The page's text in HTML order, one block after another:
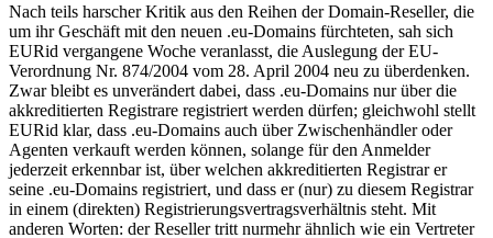
Nach teils harscher Kritik aus den Reihen der Domain-Reseller, die
um ihr Geschäft mit den neuen .eu-Domains fürchteten, sah sich
EURid vergangene Woche veranlasst, die Auslegung der EU-
Verordnung Nr. 874/2004 vom 28. April 2004 neu zu überdenken.
Zwar bleibt es unverändert dabei, dass .eu-Domains nur über die
akkreditierten Registrare registriert werden dürfen; gleichwohl stellt
EURid klar, dass .eu-Domains auch über Zwischenhändler oder
Agenten verkauft werden können, solange für den Anmelder
jederzeit erkennbar ist, über welchen akkreditierten Registrar er
seine .eu-Domains registriert, und dass er (nur) zu diesem Registrar
in einem (direkten) Registrierungsvertragsverhältnis steht. Mit
anderen Worten: der Reseller tritt nurmehr ähnlich wie ein Vertreter